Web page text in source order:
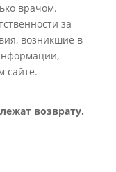
врачом.
за
возникшие в
сайте.
возврату.